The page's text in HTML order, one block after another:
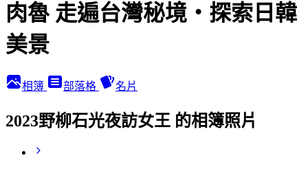
肉魯 走遍台灣秘境・探索日韓
美景
相簿 部落格 名片
2023野柳石光夜訪女王 的相簿照片